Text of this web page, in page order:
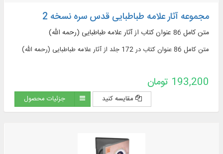
مجموعه آثار علامه طباطبایی قدس سره نسخه 2
متن کامل 86 عنوان کتاب از آثار علامه طباطبایی (رحمه الله)
متن کامل 86 عنوان کتاب در 172 جلد از آثار علامه طباطبایی (رحمه الله)
193,200 تومان
مقایسه کنید جزئیات محصول